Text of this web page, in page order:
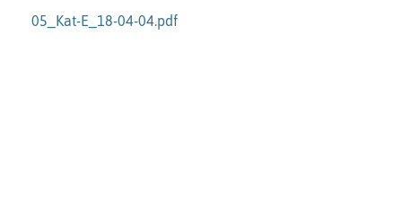
05_Kat-E_18-04-04.pdf